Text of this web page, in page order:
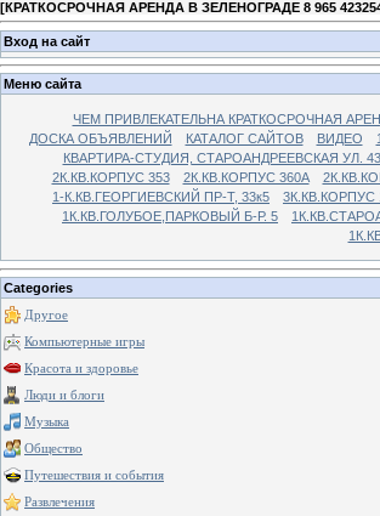
[КРАТКОСРОЧНАЯ АРЕНДА В ЗЕЛЕНОГРАДЕ 8 965
Вход на сайт
Меню сайта
ЧЕМ ПРИВЛЕКАТЕЛЬНА КРАТКОСРОЧНАЯ
ДОСКА ОБЪЯВЛЕНИЙ
КАТАЛОГ САЙТОВ ВИДЕО
КВАРТИРА-СТУДИЯ, СТАРОАНДРЕЕВСКАЯ УЛ.
2К.КВ.КОРПУС 353
2К.КВ.КОРПУС 360А
1-К.КВ.ГЕОРГИЕВСКИЙ ПР-Т, 33к5
3К.КВ.КОРПУС
1К.КВ.ГОЛУБОЕ,ПАРКОВЫЙ Б-Р. 5
Categories
Другое
Компьютерные игры
Красота и здоровье
Люди и блоги
Музыка
Общество
Путешествия и события
Развлечения